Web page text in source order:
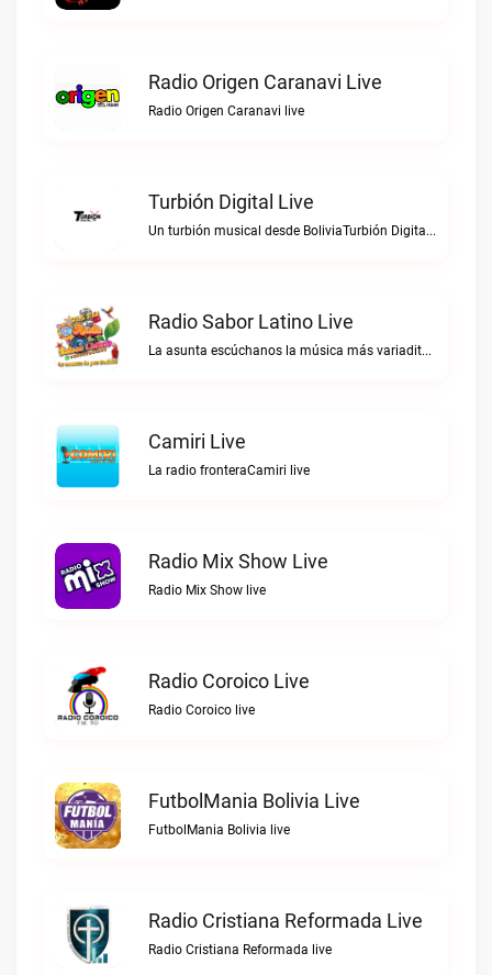
Radio Origen Caranavi Live
Radio Origen Caranavi live
Turbión Digital Live
Un turbión musical desde BoliviaTurbión Digital live
Radio Sabor Latino Live
La asunta escúchanos la música más variadita las 24 horas suena mejorRadio Sabor Latino live
Camiri Live
La radio fronteraCamiri live
Radio Mix Show Live
Radio Mix Show live
Radio Coroico Live
Radio Coroico live
FutbolMania Bolivia Live
FutbolMania Bolivia live
Radio Cristiana Reformada Live
Radio Cristiana Reformada live